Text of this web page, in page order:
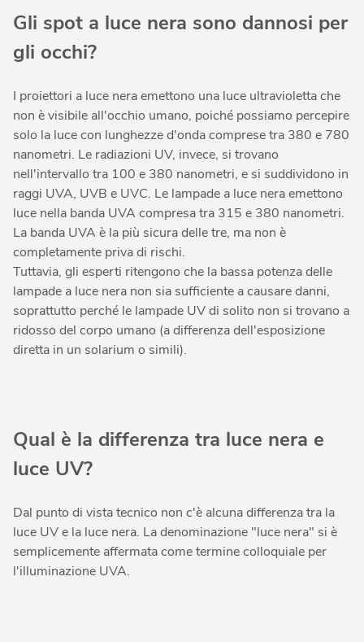
Gli spot a luce nera sono dannosi per
gli occhi?
I proiettori a luce nera emettono una luce ultravioletta che
non è visibile all'occhio umano, poiché possiamo percepire
solo la luce con lunghezze d'onda comprese tra 380 e 780
nanometri. Le radiazioni UV, invece, si trovano
nell'intervallo tra 100 e 380 nanometri, e si suddividono in
raggi UVA, UVB e UVC. Le lampade a luce nera emettono
luce nella banda UVA compresa tra 315 e 380 nanometri.
La banda UVA è la più sicura delle tre, ma non è
completamente priva di rischi.
Tuttavia, gli esperti ritengono che la bassa potenza delle
lampade a luce nera non sia sufficiente a causare danni,
soprattutto perché le lampade UV di solito non si trovano a
ridosso del corpo umano (a differenza dell'esposizione
diretta in un solarium o simili).
Qual è la differenza tra luce nera e
luce UV?
Dal punto di vista tecnico non c'è alcuna differenza tra la
luce UV e la luce nera. La denominazione "luce nera" si è
semplicemente affermata come termine colloquiale per
l'illuminazione UVA.